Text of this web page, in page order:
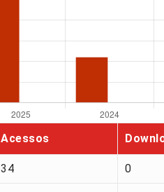
Acessos
34 0